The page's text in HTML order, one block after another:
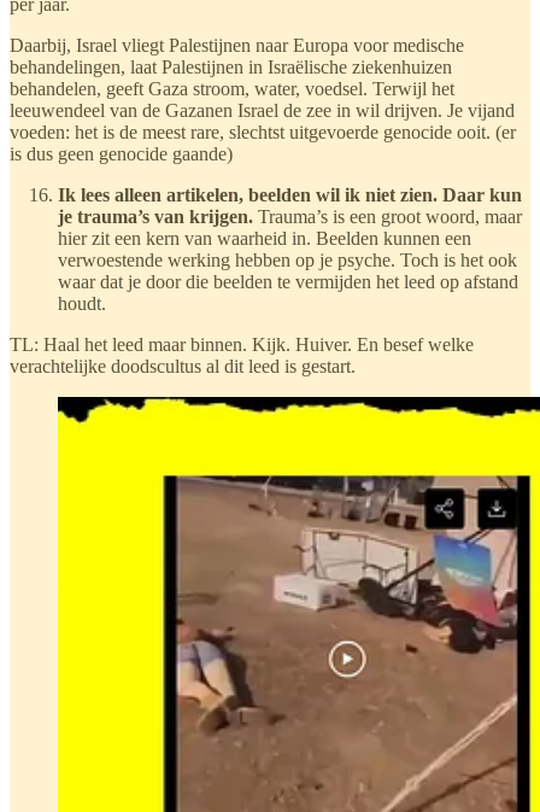
Daarbij, Israel vliegt Palestijnen naar Europa voor medische
behandelingen, laat Palestijnen in Israëlische ziekenhuizen
behandelen, geeft Gaza stroom, water, voedsel. Terwijl het
leeuwendeel van de Gazanen Israel de zee in wil drijven. Je vijand
voeden: het is de meest rare, slechtst uitgevoerde genocide ooit. (er
is dus geen genocide gaande)
Ik lees alleen artikelen, beelden wil ik niet zien. Daar kun
je trauma’s van krijgen. Trauma’s is een groot woord, maar
hier zit een kern van waarheid in. Beelden kunnen een
verwoestende werking hebben op je psyche. Toch is het ook
waar dat je door die beelden te vermijden het leed op afstand
houdt.
TL: Haal het leed maar binnen. Kijk. Huiver. En besef welke
verachtelijke doodscultus al dit leed is gestart.